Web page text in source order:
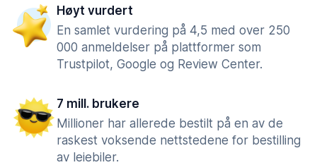
Høyt vurdert
En samlet vurdering på 4,5 med over 250
000 anmeldelser på plattformer som
Trustpilot, Google og Review Center.
7 mill. brukere
Millioner har allerede bestilt på en av de
raskest voksende nettstedene for bestilling
av leiebiler.